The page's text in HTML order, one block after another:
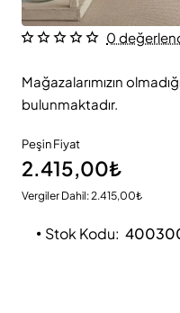
Mağazalarımızın
bulunmaktadır.
0
Peşin Fiyat
2.415,00₺
Vergiler Dahil: 2.415,00₺
Stok Kodu: